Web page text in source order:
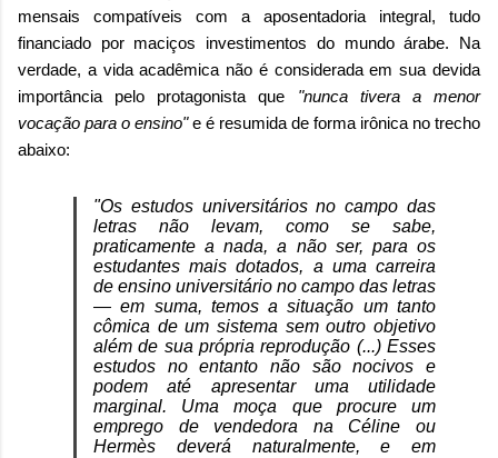
mensais compatíveis com a aposentadoria integral, tudo
financiado por maciços investimentos do mundo árabe. Na
verdade, a vida acadêmica não é considerada em sua devida
importância pelo protagonista que "nunca tivera a menor
vocação para o ensino"e é resumida de forma irônica no trecho
abaixo:
"Os estudos universitários no campo das
letras não levam, como se sabe,
praticamente a nada, a não ser, para os
estudantes mais dotados, a uma carreira
de ensino universitário no campo das letras
— em suma, temos a situação um tanto
cômica de um sistema sem outro objetivo
além de sua própria reprodução (...) Esses
estudos no entanto não são nocivos e
podem até apresentar uma utilidade
marginal. Uma moça que procure um
emprego de vendedora na Céline ou
Hermès deverá naturalmente, e em